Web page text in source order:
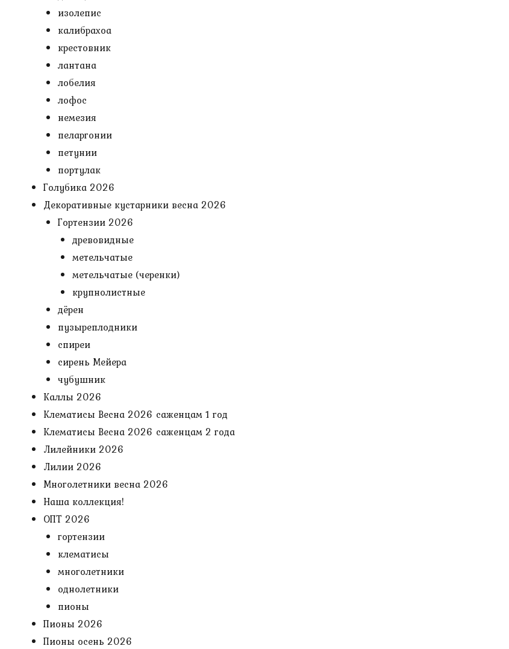
изолепис
калибрахоа
крестовник
лантана
лобелия
лофос
немезия
пеларгонии
петунии
портулак
Голубика 2026
Декоративные кустарники весна 2026
Гортензии 2026
древовидные
метельчатые
метельчатые (черенки)
крупнолистные
дёрен
пузыреплодники
спиреи
сирень Мейера
чубушник
Каллы 2026
Клематисы Весна 2026 саженцам 1 год
Клематисы Весна 2026 саженцам 2 года
Лилейники 2026
Лилии 2026
Многолетники весна 2026
Наша коллекция!
ОПТ 2026
гортензии
клематисы
многолетники
однолетники
пионы
Пионы 2026
Пионы осень 2026